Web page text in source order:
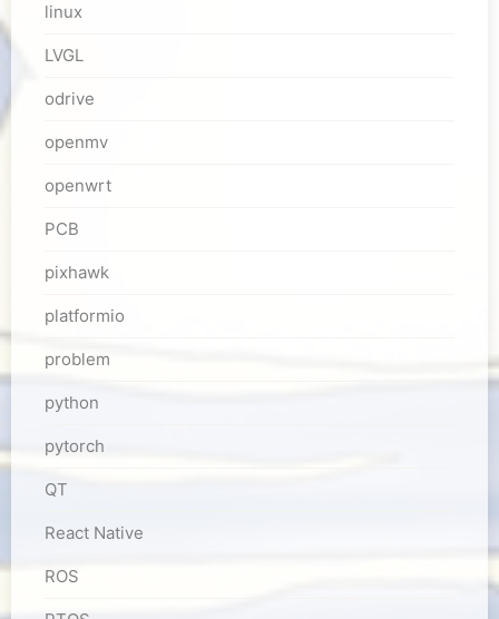
linux
LVGL
odrive
openmv
openwrt
PCB
pixhawk
platformio
problem
python
pytorch
QT
React Native
ROS